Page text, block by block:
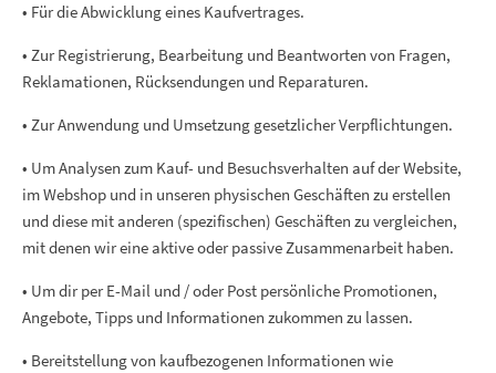
• Für die Abwicklung eines Kaufvertrages.
• Zur Registrierung, Bearbeitung und Beantworten von Fragen,
Reklamationen, Rücksendungen und Reparaturen.
• Zur Anwendung und Umsetzung gesetzlicher Verpflichtungen.
• Um Analysen zum Kauf- und Besuchsverhalten auf der Website,
im Webshop und in unseren physischen Geschäften zu erstellen
und diese mit anderen (spezifischen) Geschäften zu vergleichen,
mit denen wir eine aktive oder passive Zusammenarbeit haben.
• Um dir per E-Mail und / oder Post persönliche Promotionen,
Angebote, Tipps und Informationen zukommen zu lassen.
• Bereitstellung von kaufbezogenen Informationen wie